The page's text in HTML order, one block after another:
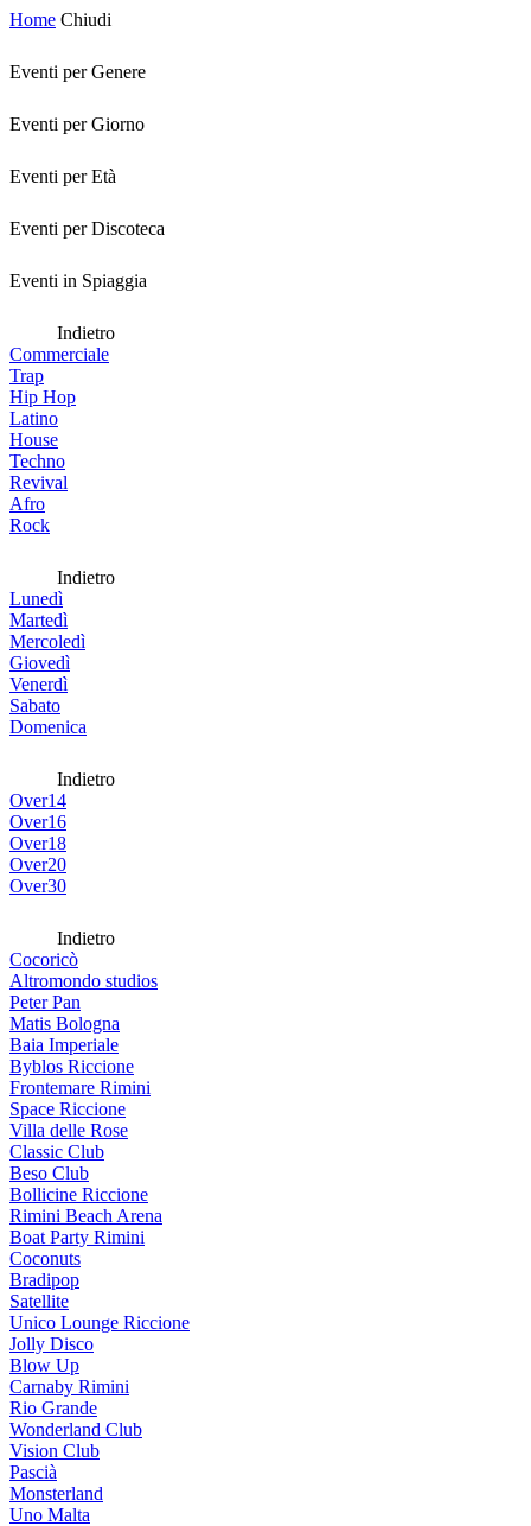
Home Chiudi
Eventi per Genere
Eventi per Giorno
Eventi per Età
Eventi per Discoteca
Eventi in Spiaggia
Indietro
Commerciale
Trap
Hip Hop
Latino
House
Techno
Revival
Afro
Rock
Indietro
Lunedì
Martedì
Mercoledì
Giovedì
Venerdì
Sabato
Domenica
Indietro
Over14
Over16
Over18
Over20
Over30
Indietro
Cocoricò
Altromondo studios
Peter Pan
Matis Bologna
Baia Imperiale
Byblos Riccione
Frontemare Rimini
Space Riccione
Villa delle Rose
Classic Club
Beso Club
Bollicine Riccione
Rimini Beach Arena
Boat Party Rimini
Coconuts
Bradipop
Satellite
Unico Lounge Riccione
Jolly Disco
Blow Up
Carnaby Rimini
Rio Grande
Wonderland Club
Vision Club
Pascià
Monsterland
Uno Malta